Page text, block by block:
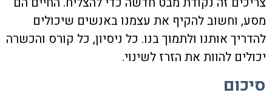
מסע, וחשוב להקיף את עצמנו באנשים שיכולים
להדריך אותנו ולתמוך בנו. כל ניסיון, כל קורס והכשרה
יכולים להוות את הזרז לשינוי.
סיכום